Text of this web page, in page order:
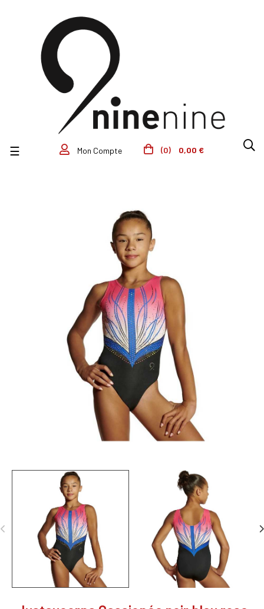
Basculer la navigation
☰ Mon Compte (0) 0,00 €